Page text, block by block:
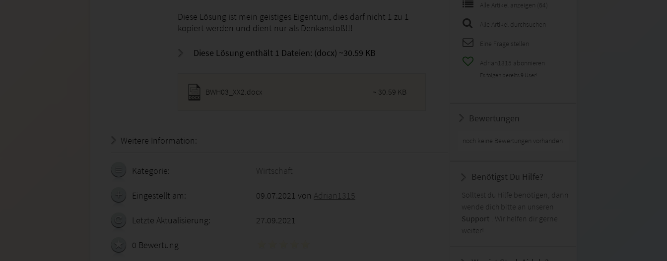
Diese Lösung ist mein geistiges Eigentum, dies darf nicht 1 zu 1
kopiert werden und dient nur als Denkanstoß!!!
Diese Lösung enthält 1 Dateien: (docx) ~30.59 KB
BWH03_XX2.docx ~ 30.59 KB
Weitere Information:
Kategorie: Wirtschaft
Eingestellt am: 09.07.2021 von Adrian1315
Letzte Aktualisierung: 27.09.2021
0 Bewertung
Alle Artikel anzeigen (64)
Alle Artikel durchsuchen
Eine Frage stellen
Adrian1315 abonnieren
Es folgen bereits 9 User!
Bewertungen
noch keine Bewertungen vorhanden
Benötigst Du Hilfe?
Solltest du Hilfe benötigen, dann
wende dich bitte an unseren
Support . Wir helfen dir gerne
weiter!